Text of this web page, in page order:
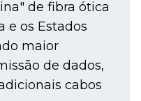
de fibra ótica
e os Estados
maior
de dados,
cabos